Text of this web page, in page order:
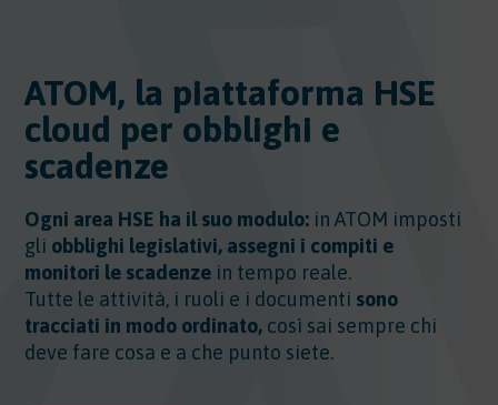
ATOM, la piattaforma HSE
cloud per obblighi e
scadenze
Ogni area HSE ha il suo modulo: in ATOM imposti
gli obblighi legislativi, assegni i compiti e
monitori le scadenze in tempo reale.
Tutte le attività, i ruoli e i documenti sono
tracciati in modo ordinato, così sai sempre chi
deve fare cosa e a che punto siete.